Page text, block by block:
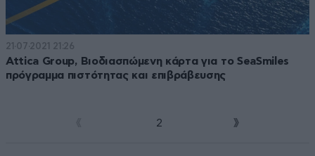
21·07·2021 21:26
Attica Group, Βιοδιασπώμενη κάρτα για το SeaSmiles
πρόγραμμα πιστότητας και επιβράβευσης
2